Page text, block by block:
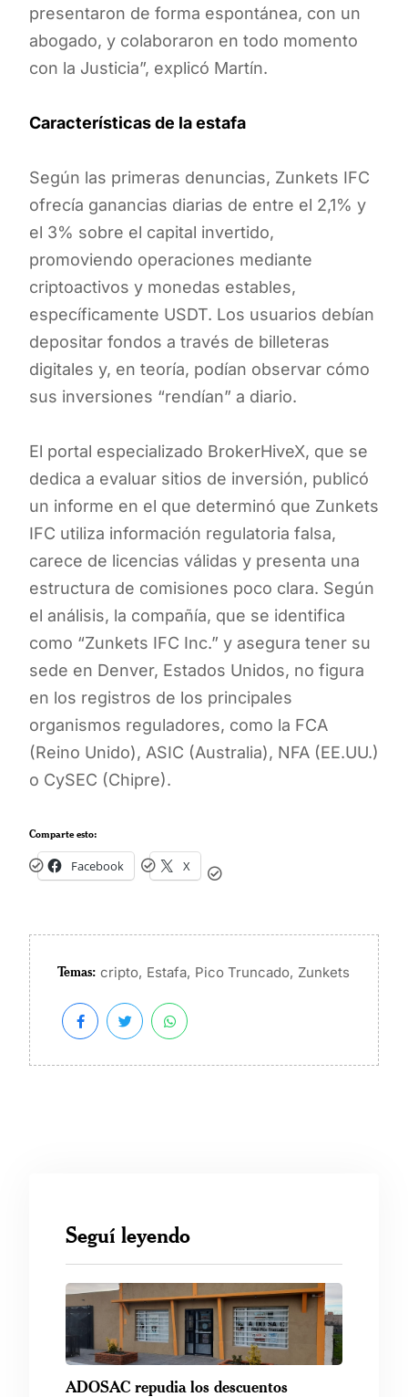
presentaron de forma espontánea, con un
abogado, y colaboraron en todo momento
con la Justicia”, explicó Martín.
Características de la estafa
Según las primeras denuncias, Zunkets IFC
ofrecía ganancias diarias de entre el 2,1% y
el 3% sobre el capital invertido,
promoviendo operaciones mediante
criptoactivos y monedas estables,
específicamente USDT. Los usuarios debían
depositar fondos a través de billeteras
digitales y, en teoría, podían observar cómo
sus inversiones “rendían” a diario.
El portal especializado BrokerHiveX, que se
dedica a evaluar sitios de inversión, publicó
un informe en el que determinó que Zunkets
IFC utiliza información regulatoria falsa,
carece de licencias válidas y presenta una
estructura de comisiones poco clara. Según
el análisis, la compañía, que se identifica
como “Zunkets IFC Inc.” y asegura tener su
sede en Denver, Estados Unidos, no figura
en los registros de los principales
organismos reguladores, como la FCA
(Reino Unido), ASIC (Australia), NFA (EE.UU.)
o CySEC (Chipre).
Comparte esto:
Facebook X
Temas: cripto, Estafa, Pico Truncado, Zunkets
Seguí leyendo
ADOSAC repudia los descuentos